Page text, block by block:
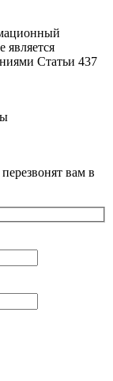
является
Статьи 437
вам в